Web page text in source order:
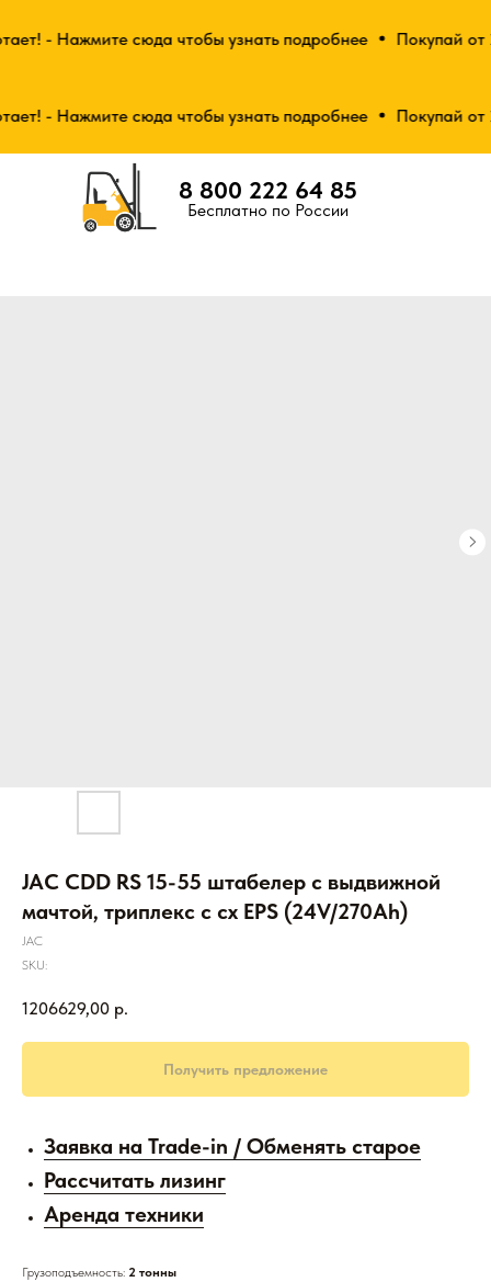
- Нажмите сюда чтобы узнать подробнее Покупай от
- Нажмите сюда чтобы узнать подробнее Покупай от
8 800 222 64 85
Бесплатно по России
JAC CDD RS 15-55 штабелер с выдвижной
мачтой, триплекс с сх EPS (24V/270Ah)
JAC
SKU:
1206629,00 р.
Получить предложение
Заявка на Trade-in / Обменять старое
Рассчитать лизинг
Аренда техники
Грузоподъемность: 2 тонны